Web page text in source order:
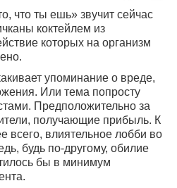
что ты ешь» звучит сейчас
коктейлем из
которых на организм
упоминание о вреде,
Или тема попросту
Предположительно за
получающие прибыль. К
всего, влиятельное лобби во
будь по-другому, обилие
бы в минимум